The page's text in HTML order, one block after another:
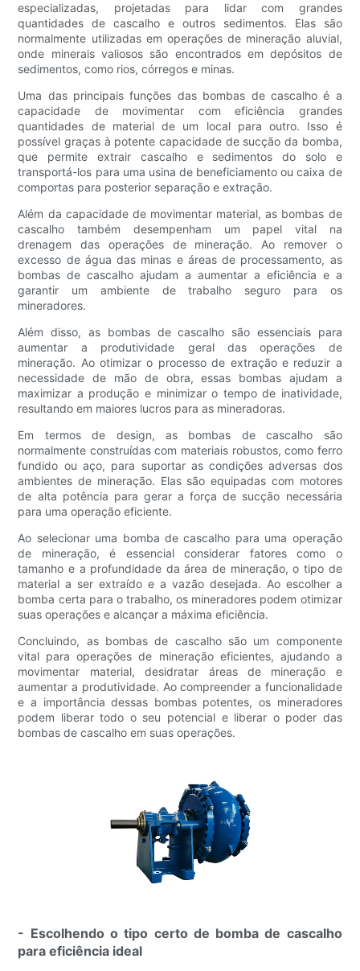
especializadas, projetadas para lidar com grandes
quantidades de cascalho e outros sedimentos. Elas são
normalmente utilizadas em operações de mineração aluvial,
onde minerais valiosos são encontrados em depósitos de
sedimentos, como rios, córregos e minas.
Uma das principais funções das bombas de cascalho é a
capacidade de movimentar com eficiência grandes
quantidades de material de um local para outro. Isso é
possível graças à potente capacidade de sucção da bomba,
que permite extrair cascalho e sedimentos do solo e
transportá-los para uma usina de beneficiamento ou caixa de
comportas para posterior separação e extração.
Além da capacidade de movimentar material, as bombas de
cascalho também desempenham um papel vital na
drenagem das operações de mineração. Ao remover o
excesso de água das minas e áreas de processamento, as
bombas de cascalho ajudam a aumentar a eficiência e a
garantir um ambiente de trabalho seguro para os
mineradores.
Além disso, as bombas de cascalho são essenciais para
aumentar a produtividade geral das operações de
mineração. Ao otimizar o processo de extração e reduzir a
necessidade de mão de obra, essas bombas ajudam a
maximizar a produção e minimizar o tempo de inatividade,
resultando em maiores lucros para as mineradoras.
Em termos de design, as bombas de cascalho são
normalmente construídas com materiais robustos, como ferro
fundido ou aço, para suportar as condições adversas dos
ambientes de mineração. Elas são equipadas com motores
de alta potência para gerar a força de sucção necessária
para uma operação eficiente.
Ao selecionar uma bomba de cascalho para uma operação
de mineração, é essencial considerar fatores como o
tamanho e a profundidade da área de mineração, o tipo de
material a ser extraído e a vazão desejada. Ao escolher a
bomba certa para o trabalho, os mineradores podem otimizar
suas operações e alcançar a máxima eficiência.
Concluindo, as bombas de cascalho são um componente
vital para operações de mineração eficientes, ajudando a
movimentar material, desidratar áreas de mineração e
aumentar a produtividade. Ao compreender a funcionalidade
e a importância dessas bombas potentes, os mineradores
podem liberar todo o seu potencial e liberar o poder das
bombas de cascalho em suas operações.
- Escolhendo o tipo certo de bomba de cascalho
para eficiência ideal